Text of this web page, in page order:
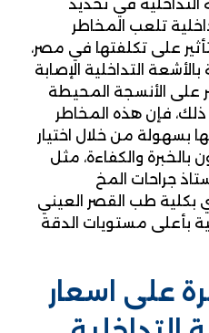
في تحديد
تلعب المخاطر
على تكلفتها في مصر،
التداخلية الإصابة
على الأنسجة المحيطة
ذلك، فإن هذه المخاطر
بسهولة من خلال اختيار
والكفاءة، مثل
جراحات المخ
بكلية طب القصر العيني
بأعلى مستويات الدقة
على اسعار